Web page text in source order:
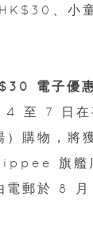
、小
電子優
至 7 日在
）購物，將
旗艦
電郵於 8